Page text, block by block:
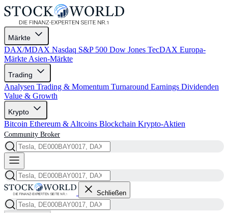
Märkte
DAX/MDAX Nasdaq S&P 500 Dow Jones TecDAX Europa-
Märkte Asien-Märkte
Trading
Analysen Trading & Momentum Turnaround Earnings Dividenden
Value & Growth
Krypto
Bitcoin Ethereum & Altcoins Blockchain Krypto-Aktien
Community Broker
Schließen